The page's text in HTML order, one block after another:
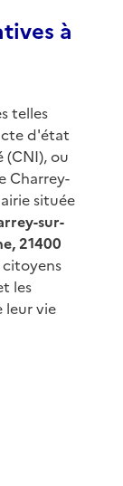
à
telles
d'état
ou
Charrey-
située
sur-
21400
citoyens
les
leur vie